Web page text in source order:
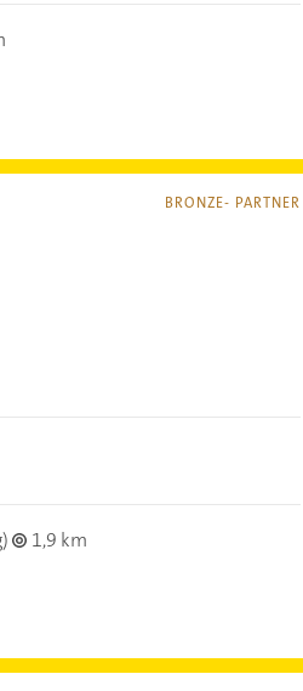
BRONZE- PARTNER
1,9 km